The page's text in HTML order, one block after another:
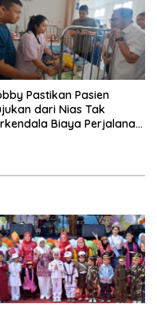
Pastikan Pasien
dari Nias Tak
Biaya Perjalanan